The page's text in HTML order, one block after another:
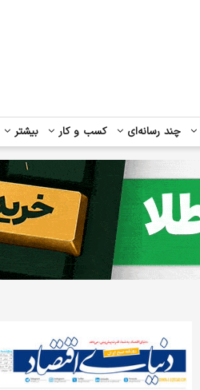
چند رسانه‌ای کسب و کار بیشتر